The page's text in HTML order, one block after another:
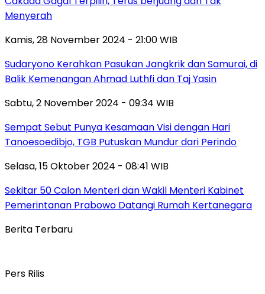
Menyerah
Kamis, 28 November 2024 - 21:00 WIB
Sudaryono Kerahkan Pasukan Jangkrik dan Samurai, di
Balik Kemenangan Ahmad Luthfi dan Taj Yasin
Sabtu, 2 November 2024 - 09:34 WIB
Sempat Sebut Punya Kesamaan Visi dengan Hari
Tanoesoedibjo, TGB Putuskan Mundur dari Perindo
Selasa, 15 Oktober 2024 - 08:41 WIB
Sekitar 50 Calon Menteri dan Wakil Menteri Kabinet
Pemerintanan Prabowo Datangi Rumah Kertanegara
Berita Terbaru
Pers Rilis